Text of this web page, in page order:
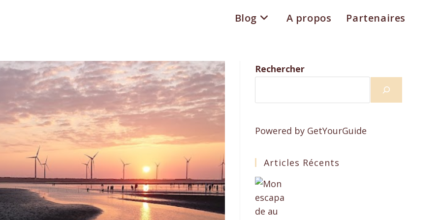
Blog A propos Partenaires
Rechercher
Powered by GetYourGuide
Articles Récents